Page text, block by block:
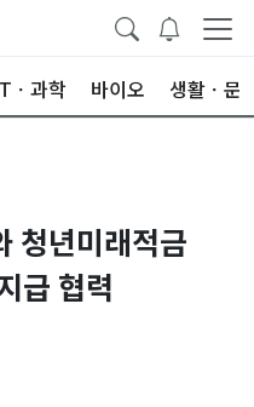
ㆍ과학 바이오 생활ㆍ문
청년미래적금
급 협력